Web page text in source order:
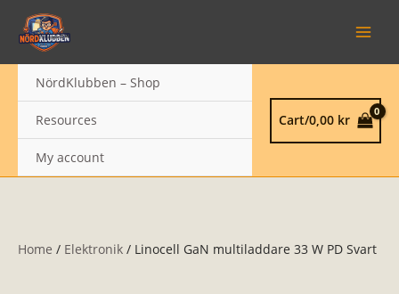
content
NördKlubben – Shop
Resources
My account
Cart/0,00 kr
Home / Elektronik / Linocell GaN multiladdare 33 W PD Svart
GaN
multiladdare
33
PD
Svart